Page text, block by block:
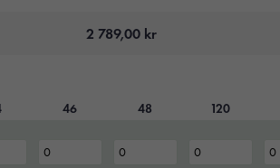
2 789,00 kr
46 48 120